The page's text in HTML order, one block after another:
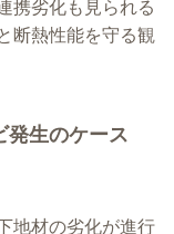
携劣化も見られる
断熱性能を守る観
発生のケース
地材の劣化が進行